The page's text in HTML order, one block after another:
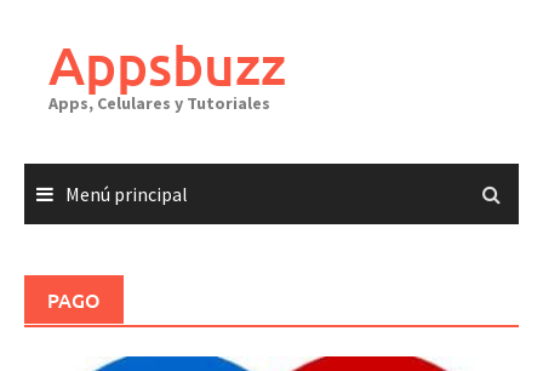
contenidoAppsbuzz
Apps, Celulares y Tutoriales
Menú principal
PAGO